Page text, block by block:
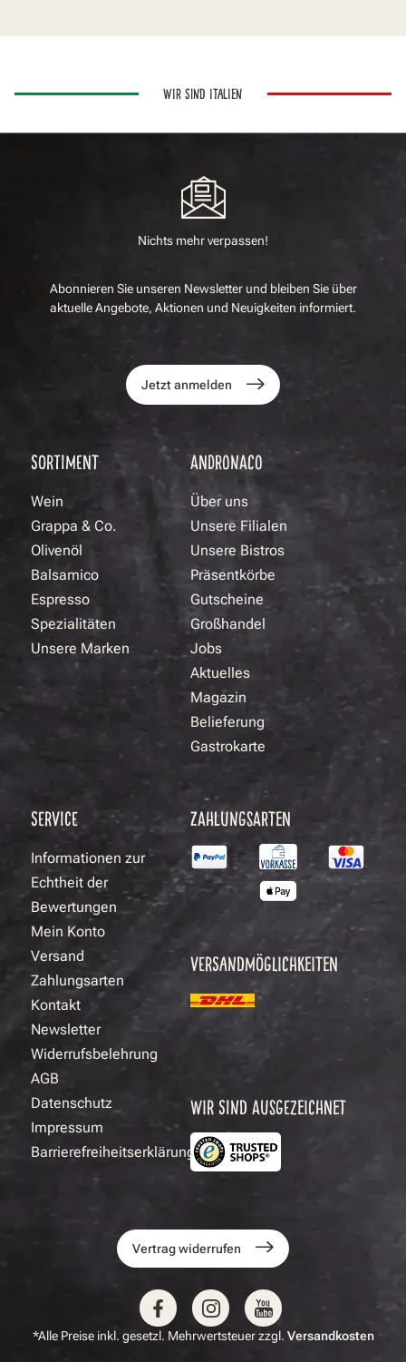
WIR SIND ITALIEN
Nichts mehr verpassen!
Abonnieren Sie unseren Newsletter und bleiben Sie über
aktuelle Angebote, Aktionen und Neuigkeiten informiert.
Jetzt anmelden
SORTIMENT
Wein
Grappa & Co.
Olivenöl
Balsamico
Espresso
Spezialitäten
Unsere Marken
ANDRONACO
Über uns
Unsere Filialen
Unsere Bistros
Präsentkörbe
Gutscheine
Großhandel
Jobs
Aktuelles
Magazin
Belieferung
Gastrokarte
SERVICE
Informationen zur
Echtheit der
Bewertungen
Mein Konto
Versand
Zahlungsarten
Kontakt
Newsletter
Widerrufsbelehrung
AGB
Datenschutz
Impressum
Barrierefreiheitserklärung
ZAHLUNGSARTEN
VERSANDMÖGLICHKEITEN
WIR SIND AUSGEZEICHNET
Vertrag widerrufen
*Alle Preise inkl. gesetzl. Mehrwertsteuer zzgl. Versandkosten